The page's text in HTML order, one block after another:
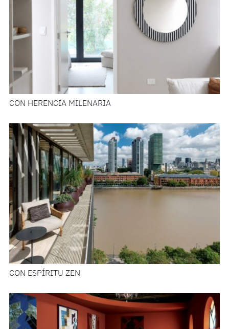
CON HERENCIA MILENARIA
CON ESPÍRITU ZEN